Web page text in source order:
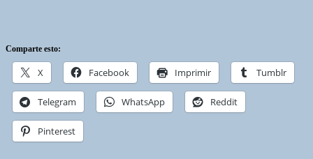
Comparte esto:
X Facebook Imprimir Tumblr
Telegram WhatsApp Reddit
Pinterest